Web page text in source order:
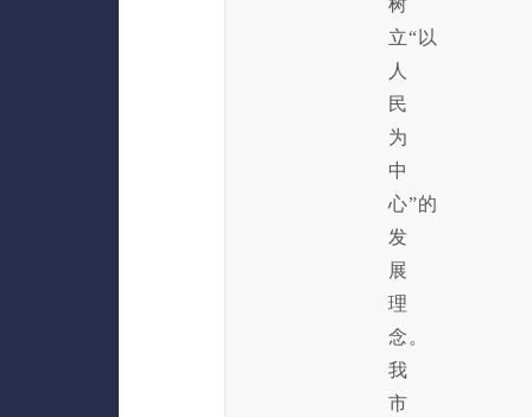
立“以
人
民
为
中
心”的
发
展
理
念。
我
市